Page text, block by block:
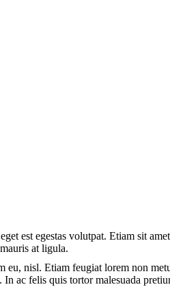
est egestas volutpat. Etiam sit
at ligula.
eu, nisl. Etiam feugiat lorem non
ac felis quis tortor malesuada